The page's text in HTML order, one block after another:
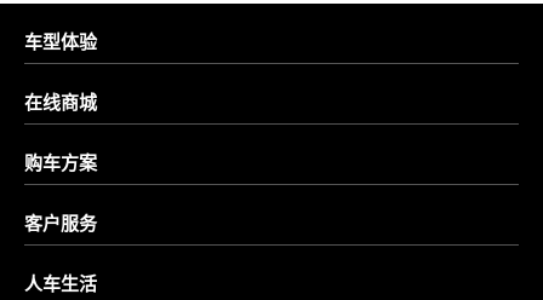
车型体验
在线商城
购车方案
客户服务
人车生活